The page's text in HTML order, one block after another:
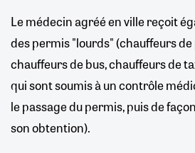
Le médecin agréé en ville reçoit
des permis "lourds" (chauffeurs
chauffeurs de bus, chauffeurs de
qui sont soumis à un contrôle
le passage du permis, puis de
son obtention).